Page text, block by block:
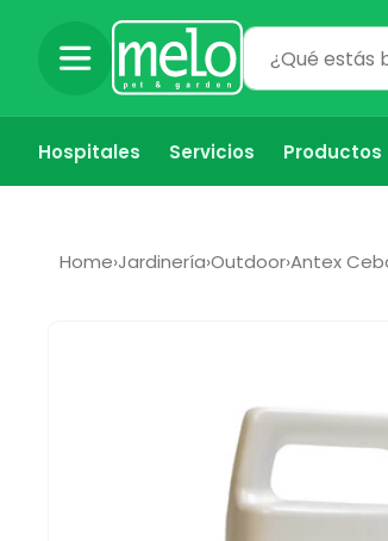
directamente
al contenido
Hospitales Servicios Productos
Home›Jardinería›Outdoor›Antex